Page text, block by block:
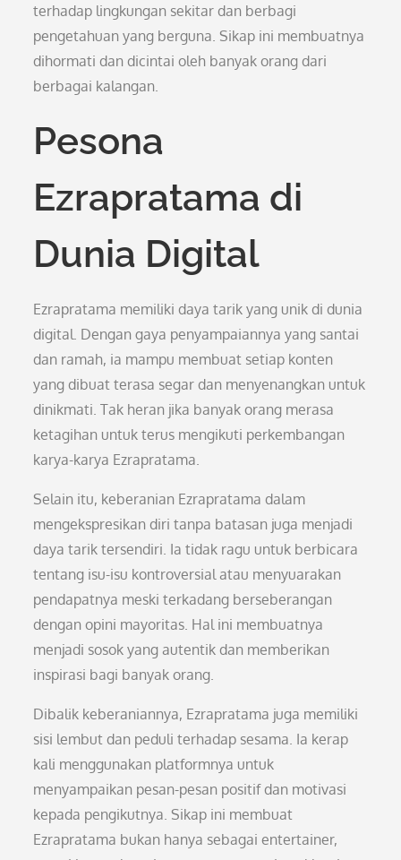
terhadap lingkungan sekitar dan berbagi
pengetahuan yang berguna. Sikap ini membuatnya
dihormati dan dicintai oleh banyak orang dari
berbagai kalangan.
Pesona
Ezrapratama di
Dunia Digital
Ezrapratama memiliki daya tarik yang unik di dunia
digital. Dengan gaya penyampaiannya yang santai
dan ramah, ia mampu membuat setiap konten
yang dibuat terasa segar dan menyenangkan untuk
dinikmati. Tak heran jika banyak orang merasa
ketagihan untuk terus mengikuti perkembangan
karya-karya Ezrapratama.
Selain itu, keberanian Ezrapratama dalam
mengekspresikan diri tanpa batasan juga menjadi
daya tarik tersendiri. Ia tidak ragu untuk berbicara
tentang isu-isu kontroversial atau menyuarakan
pendapatnya meski terkadang berseberangan
dengan opini mayoritas. Hal ini membuatnya
menjadi sosok yang autentik dan memberikan
inspirasi bagi banyak orang.
Dibalik keberaniannya, Ezrapratama juga memiliki
sisi lembut dan peduli terhadap sesama. Ia kerap
kali menggunakan platformnya untuk
menyampaikan pesan-pesan positif dan motivasi
kepada pengikutnya. Sikap ini membuat
Ezrapratama bukan hanya sebagai entertainer,